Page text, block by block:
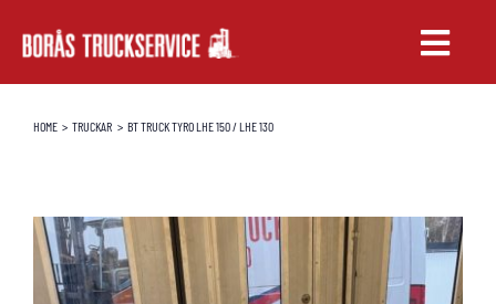
Toggle
SERVICE & RESERVDELAR
UTBILDNING
HOME TRUCKAR BT TRUCK TYRO LHE 150 / LHE 130